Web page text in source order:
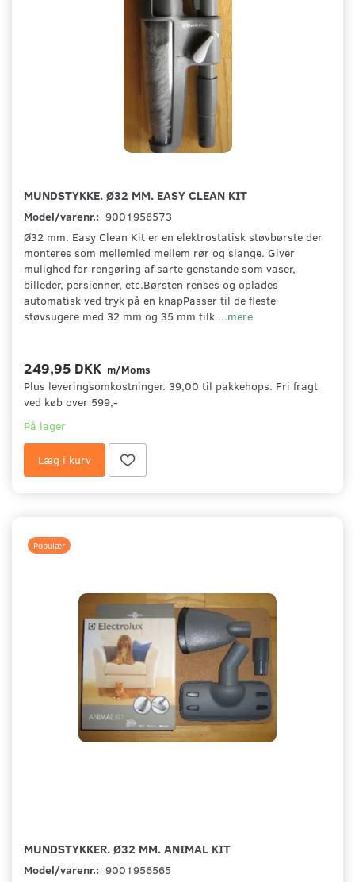
MUNDSTYKKE. Ø32 MM. EASY CLEAN KIT
Model/varenr.: 9001956573
Ø32 mm. Easy Clean Kit er en elektrostatisk støvbørste der
monteres som mellemled mellem rør og slange. Giver
mulighed for rengøring af sarte genstande som vaser,
billeder, persienner, etc.Børsten renses og oplades
automatisk ved tryk på en knapPasser til de fleste
støvsugere med 32 mm og 35 mm tilk ...mere
249,95 DKK m/Moms
Plus leveringsomkostninger. 39,00 til pakkehops. Fri fragt
ved køb over 599,-
På lager
Læg i kurv
Populær
MUNDSTYKKER. Ø32 MM. ANIMAL KIT
Model/varenr.: 9001956565